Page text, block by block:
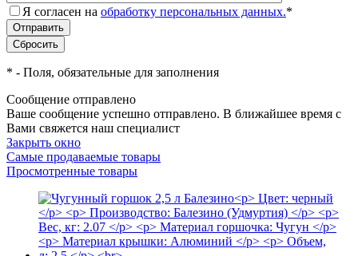
Я согласен на обработку персональных данных.*
* - Поля, обязательные для заполнения
Сообщение отправлено
Ваше сообщение успешно отправлено. В ближайшее время с
Вами свяжется наш специалист
Закрыть окно
Самые продаваемые товары
Просмотренные товары